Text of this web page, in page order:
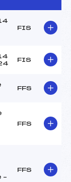
FIS
FIS
FFS
FFS
–
FFS